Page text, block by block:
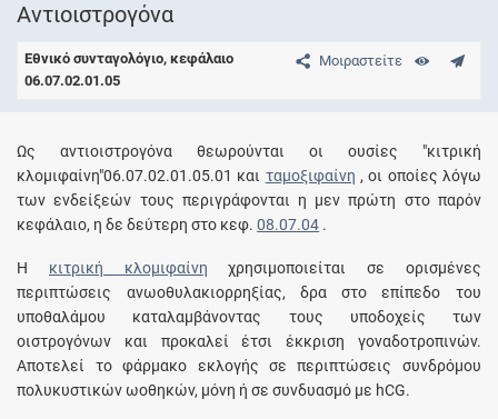
Αντιοιστρογόνα
Μοιραστείτε
Εθνικό συνταγολόγιο, κεφάλαιο
06.07.02.01.05
Ως αντιοιστρογόνα θεωρούνται οι ουσίες "κιτρική
κλομιφαίνη"06.07.02.01.05.01 και ταμοξιφαίνη , οι οποίες λόγω
των ενδείξεών τους περιγράφονται η μεν πρώτη στο παρόν
κεφάλαιο, η δε δεύτερη στο κεφ.08.07.04 .
Η κιτρική κλομιφαίνη χρησιμοποιείται σε ορισμένες
περιπτώσεις ανωοθυλακιορρηξίας, δρα στο επίπεδο του
υποθαλάμου καταλαμβάνοντας τους υποδοχείς των
οιστρογόνων και προκαλεί έτσι έκκριση γοναδοτροπινών.
Αποτελεί το φάρμακο εκλογής σε περιπτώσεις συνδρόμου
πολυκυστικών ωοθηκών, μόνη ή σε συνδυασμό με hCG.